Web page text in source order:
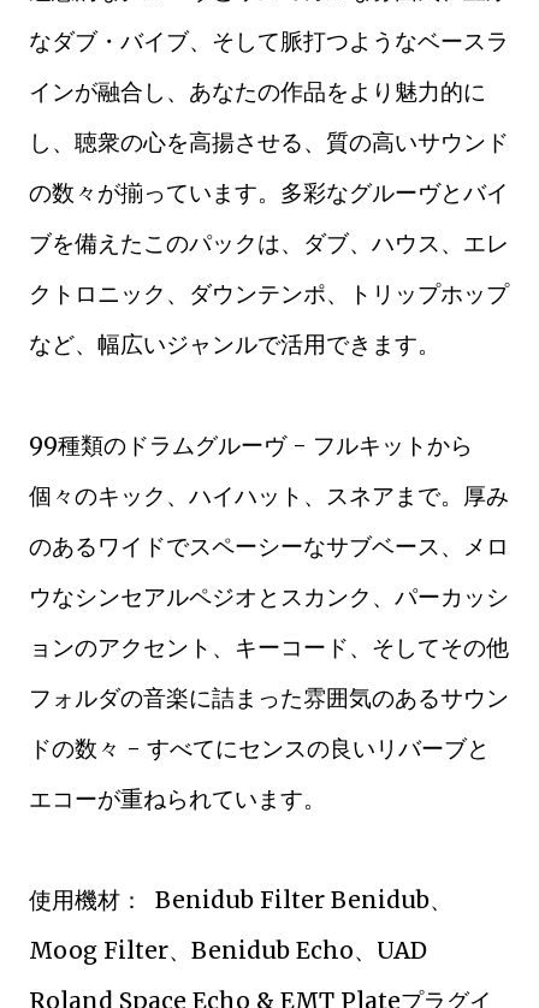
なダブ・バイブ、そして脈打つようなベースラ
インが融合し、あなたの作品をより魅力的に
し、聴衆の心を高揚させる、質の高いサウンド
の数々が揃っています。多彩なグルーヴとバイ
ブを備えたこのパックは、ダブ、ハウス、エレ
クトロニック、ダウンテンポ、トリップホップ
など、幅広いジャンルで活用できます。
99種類のドラムグルーヴ - フルキットから
個々のキック、ハイハット、スネアまで。厚み
のあるワイドでスペーシーなサブベース、メロ
ウなシンセアルペジオとスカンク、パーカッシ
ョンのアクセント、キーコード、そしてその他
フォルダの音楽に詰まった雰囲気のあるサウン
ドの数々 - すべてにセンスの良いリバーブと
エコーが重ねられています。
使用機材： Benidub Filter Benidub、
Moog Filter、Benidub Echo、UAD
Roland Space Echo & EMT Plateプラグイ